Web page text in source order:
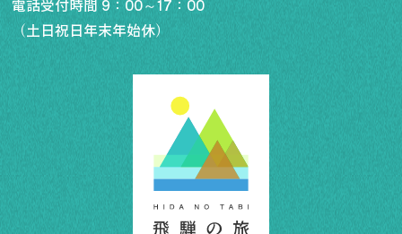
電話受付時間 9：00～17：00
（土日祝日年末年始休）